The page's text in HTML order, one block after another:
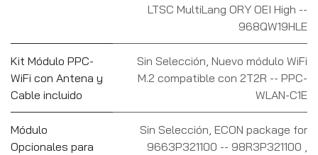
LTSC MultiLang ORY OEI High --
968QW19HLE
Kit Módulo PPC-
WiFi con Antena y
Cable incluido
Sin Selección Nuevo módulo WiFi
M.2 compatible con 2T2R -- PPC-
WLAN-C1E
Módulo
Opcionales para
Sin Selección ECON package for
9663P321100 -- 98R3P321100